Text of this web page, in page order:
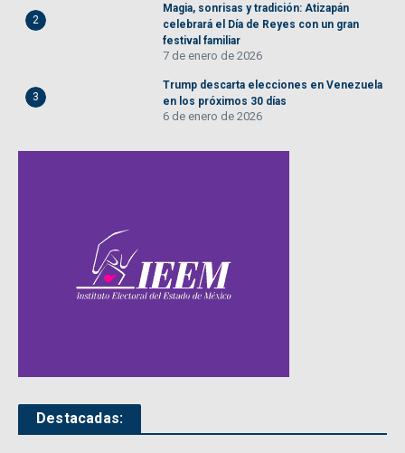
2
Magia, sonrisas y tradición: Atizapán
celebrará el Día de Reyes con un gran
festival familiar
7 de enero de 2026
3
Trump descarta elecciones en Venezuela
en los próximos 30 días
6 de enero de 2026
Destacadas: